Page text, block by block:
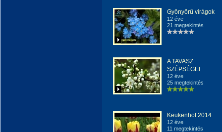
Gyönyörű virágok
12 éve
21 megtekintés
A TAVASZ
SZÉPSÉGEI
12 éve
25 megtekintés
Keukenhof 2014
12 éve
11 megtekintés